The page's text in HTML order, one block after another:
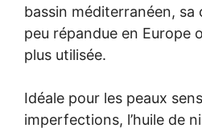
bassin méditerranéen, sa
peu répandue en Europe
plus utilisée.
Idéale pour les peaux
imperfections, l’huile de